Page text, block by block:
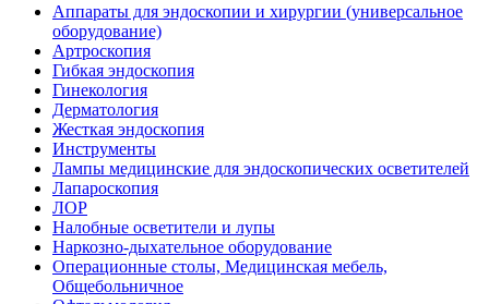
Аппараты для эндоскопии и хирургии (универсальное
оборудование)
Артроскопия
Гибкая эндоскопия
Гинекология
Дерматология
Жесткая эндоскопия
Инструменты
Лампы медицинские для эндоскопических осветителей
Лапароскопия
ЛОР
Налобные осветители и лупы
Наркозно-дыхательное оборудование
Операционные столы, Медицинская мебель,
Общебольничное